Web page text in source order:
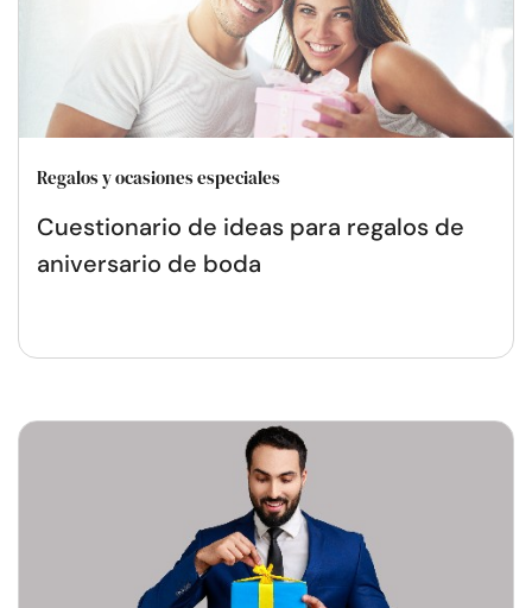
Regalos y ocasiones especiales
Cuestionario de ideas para regalos de
aniversario de boda